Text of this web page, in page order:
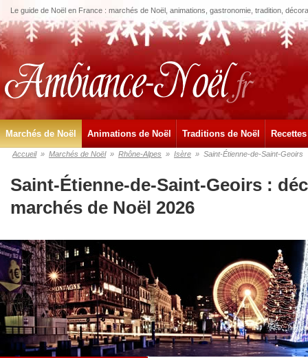
Le guide de Noël en France : marchés de Noël, animations, gastronomie, tradition,
Marchés de Noël Animations de Noël Traditions de Noël
Accueil » Marchés de Noël » Rhône-Alpes » Isère » Saint-Étienne-de-Saint-Geoirs
Saint-Étienne-de-Saint-Geoirs :
marchés de Noël 2026